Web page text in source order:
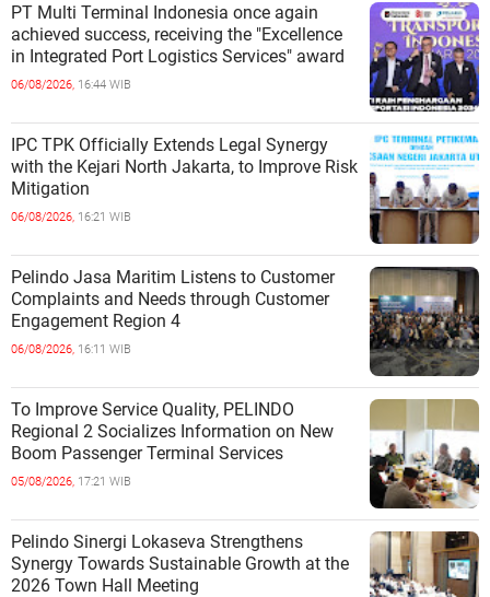
PT Multi Terminal Indonesia once again
achieved success, receiving the "Excellence
in Integrated Port Logistics Services" award
06/08/2026, 16:44 WIB
IPC TPK Officially Extends Legal Synergy
with the Kejari North Jakarta, to Improve Risk
Mitigation
06/08/2026, 16:21 WIB
Pelindo Jasa Maritim Listens to Customer
Complaints and Needs through Customer
Engagement Region 4
06/08/2026, 16:11 WIB
To Improve Service Quality, PELINDO
Regional 2 Socializes Information on New
Boom Passenger Terminal Services
05/08/2026, 17:21 WIB
Pelindo Sinergi Lokaseva Strengthens
Synergy Towards Sustainable Growth at the
2026 Town Hall Meeting